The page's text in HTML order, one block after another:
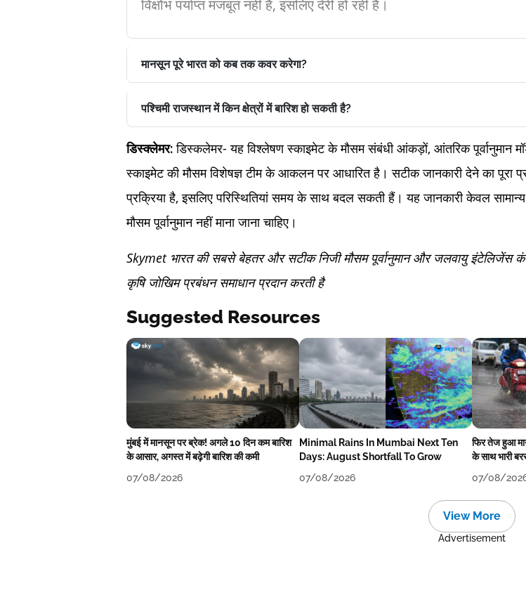
विक्षोभ पर्याप्त मजबूत नहीं है, इसलिए देरी हो रही है।
मानसून पूरे भारत को कब तक कवर करेगा?
पश्चिमी राजस्थान में किन क्षेत्रों में बारिश हो सकती है?
डिस्क्लेमर:डिस्कलेमर- यह विश्लेषण स्काइमेट के मौसम संबंधी आंकड़ों, आंतरिक पूर्वानुमान
स्काइमेट की मौसम विशेषज्ञ टीम के आकलन पर आधारित है। सटीक जानकारी देने का पूरा
प्रक्रिया है, इसलिए परिस्थितियां समय के साथ बदल सकती हैं। यह जानकारी केवल
मौसम पूर्वानुमान नहीं माना जाना चाहिए।
Skymet भारत की सबसे बेहतर और सटीक निजी मौसम पूर्वानुमान और जलवायु इंटेलिजेंस
कृषि जोखिम प्रबंधन समाधान प्रदान करती है
Suggested Resources
मुंबई में मानसून पर ब्रेक! अगले 10 दिन कम बारिश
के आसार, अगस्त में बढ़ेगी बारिश की कमी
07/08/2026
Minimal Rains In Mumbai Next Ten
Days: August Shortfall To Grow
07/08/2026
फिर तेज हुआ
के साथ भारी
बारिश
07/08/
View More
Advertisement